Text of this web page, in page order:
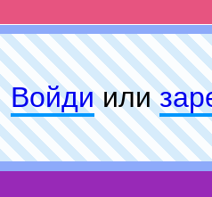
Войдиили